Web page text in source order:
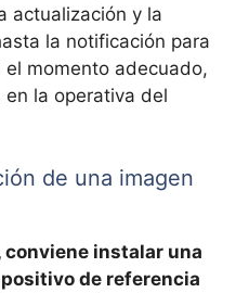
actualización y la
la notificación para
momento adecuado,
la operativa del
de una imagen
instalar una
de referencia